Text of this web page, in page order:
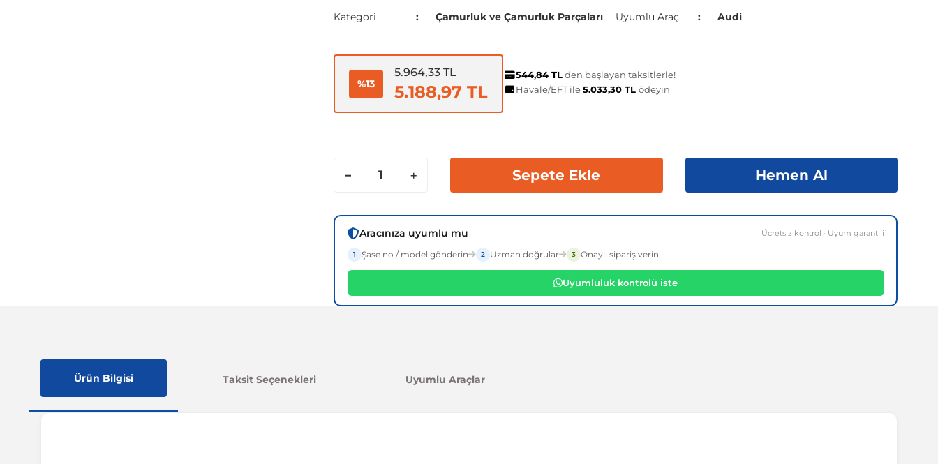
Kategori Çamurluk ve Çamurluk Parçaları Uyumlu Araç Audi
%13
5.964,33 TL
5.188,97 TL
544,84 TLden başlayan taksitlerle!
Havale/EFT ile5.033,30 TL ödeyin
Sepete Ekle Hemen Al
Aracınıza uyumlu mu Ücretsiz kontrol · Uyum garantili
1 Şase no / model gönderin 2 Uzman doğrular 3 Onaylı sipariş verin
Uyumluluk kontrolü iste
Ürün Bilgisi Taksit Seçenekleri Uyumlu Araçlar